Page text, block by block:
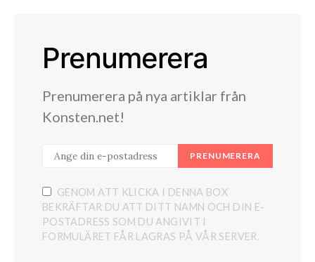
Prenumerera
Prenumerera på nya artiklar från
Konsten.net!
PRENUMERERA
GENOM ATT KLICKA I DENNA BOX
BEKRÄFTAR DU ATT DITT NAMN OCH DIN E-
POSTADRESS SOM DU ANGIVIT I
FORMULÄRET FÅR LAGRAS PÅ VÅR SERVER.